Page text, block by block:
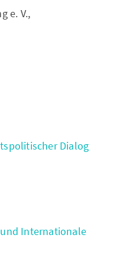
e. V.,
Dialog
Internationale